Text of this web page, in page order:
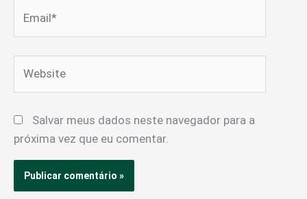
Salvar meus dados neste navegador para a
próxima vez que eu comentar.